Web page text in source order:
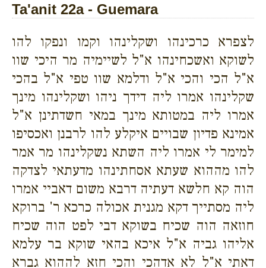
Ta'anit 22a - Guemara
לצפרא כרכינהו ושקלינהו וקמו ונפקו להו
לשוקא ואשכחינהו א"ל לשיימיה מר היכי שוו
א"ל הכי והכי א"ל ודלמא שוו טפי א"ל בהכי
שקלינהו אמרו ליה דידך ניהו ושקלינהו מינך
אמרו ליה במטותא מינך במאי חשדתינן א"ל
אמינא פדיון שבויים איקלע להו לרבנן ואכסיפו
למימר לי אמרו ליה השתא נשקלינהו מר אמר
להו מההוא שעתא אסחתינהו מדעתאי לצדקה
הוה קא חלשא דעתיה דרבא משום דאביי אמרו
ליה מסתייך דקא מגנית אכולה כרכא ר' ברוקא
חוזאה הוה שכיח בשוקא דבי לפט הוה שכיח
אליהו גביה א"ל איכא בהאי שוקא בר עלמא
דאתי א"ל לא אדהכי והכי חזא לההוא גברא